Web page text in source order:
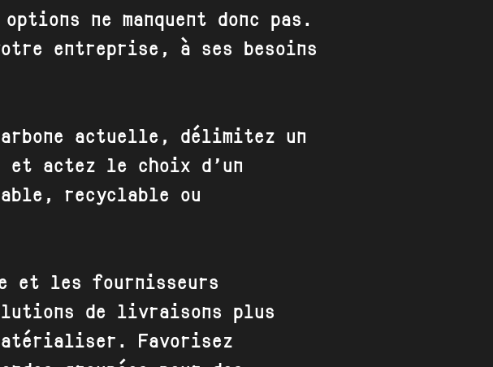
ne manquent donc pas.
entreprise, à ses besoins
actuelle, délimitez un
et actez le choix d’un
recyclable ou
et les fournisseurs
de livraisons plus
Favorisez